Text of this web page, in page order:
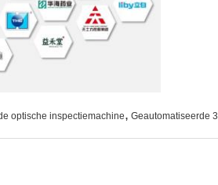
optische inspectiemachine, Geautomatiseerde